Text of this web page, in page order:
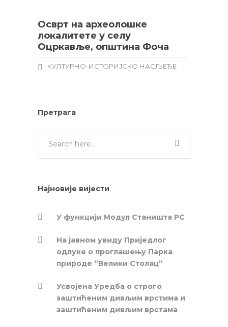
Осврт на археолошке
локалитете у селу
Оцркавље, општина Фоча
КУЛТУРНО-ИСТОРИЈСКО НАСЉЕЂЕ
Претрага
Најновије вијести
У функцији Модул Станишта РС
На јавном увиду Приједлог
oдлуке о проглашењу Парка
природе “Велики Столац”
Усвојена Уредба о строго
заштићеним дивљим врстима и
заштићеним дивљим врстама